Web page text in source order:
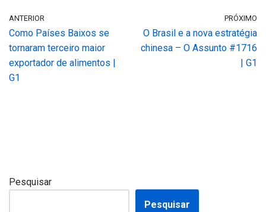
ANTERIOR
Como Países Baixos se
tornaram terceiro maior
exportador de alimentos |
G1
PRÓXIMO
O Brasil e a nova estratégia
chinesa – O Assunto #1716
| G1
Pesquisar
Pesquisar